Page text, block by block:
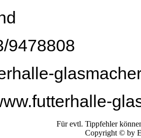
9478808
Für evtl. Tippfehler
Copyright © by